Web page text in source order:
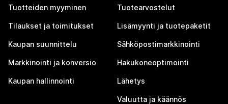
Tuotteiden myyminen
Tilaukset ja toimitukset
Kaupan suunnittelu
Markkinointi ja konversio
Kaupan hallinnointi
Tuotearvostelut
Lisämyynti ja tuotepaketit
Sähköpostimarkkinointi
Hakukoneoptimointi
Lähetys
Valuutta ja käännös